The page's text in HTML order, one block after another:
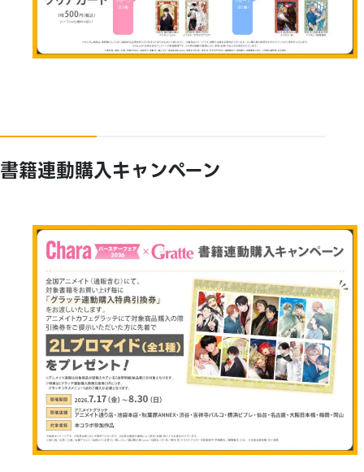
書籍連動購入キャンペーン